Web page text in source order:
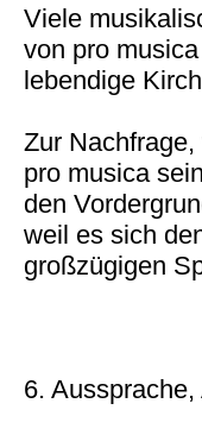
Viele
von pro
lebendige
Zur
pro musica
den
weil es sich
großzügigen
6.